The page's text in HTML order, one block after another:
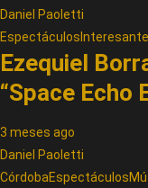
Daniel Paoletti
Espectáculos Interesante
Ezequiel
“Space Echo
3 meses ago
Daniel Paoletti
CórdobaEspectáculos